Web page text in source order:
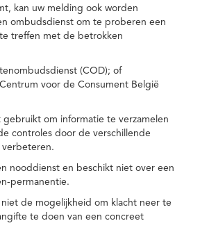
kan uw melding ook worden
ombudsdienst om te proberen een
treffen met de betrokken
(COD); of
voor de Consument België
om informatie te verzamelen
controles door de verschillende
nooddienst en beschikt niet over een
permanentie.
de mogelijkheid om klacht neer te
te doen van een concreet